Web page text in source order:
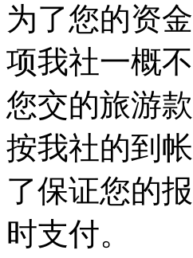
为了您的资
项我社一概不
您交的旅游
按我社的到
了保证您的
时支付。